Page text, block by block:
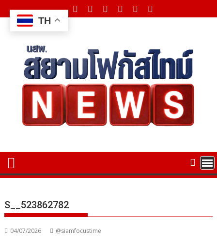
to
content
S__523862782
04/07/2026 @siamfocustime
TH